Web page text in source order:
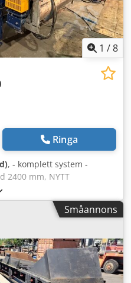
1 /8
Ringa
, - komplett system -
2400 mm, NYTT
med
I VÅR
DOKUMENTATION
Småannons